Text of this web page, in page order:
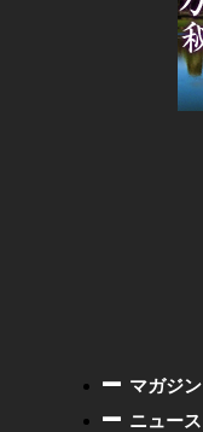
マガジン
ニュース